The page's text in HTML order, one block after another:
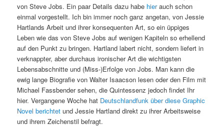
von Steve Jobs. Ein paar Details dazu habe hierauch schon
einmal vorgestellt. Ich bin immer noch ganz angetan, von Jessie
Hartlands Arbeit und ihrer konsequenten Art, so ein üppiges
Leben wie das von Steve Jobs auf wenigen Kapiteln so erhellend
auf den Punkt zu bringen. Hartland labert nicht, sondern liefert in
verknappter, aber durchaus ironischer Art die wichtigsten
Lebensabschnitte und (Miss-)Erfolge von Jobs. Man kann die
ewig lange Biografie von Walter Isaacson lesen oder den Film mit
Michael Fassbender sehen, die Quintessenz jedoch findet Ihr
hier. Vergangene Woche hat Deutschlandfunk über diese Graphic
Novel berichtet und Jessie Hartland direkt zu ihrer Arbeitsweise
und ihrem Zeichenstil befragt.